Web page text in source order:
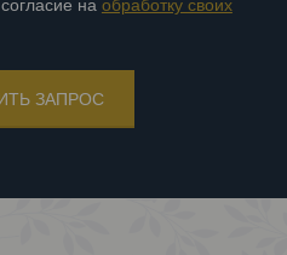
на обработку своих
ЗАПРОС